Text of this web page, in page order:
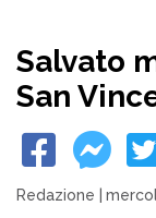
Salvato
San
Redazione